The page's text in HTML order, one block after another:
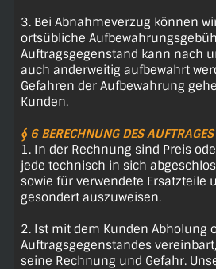
3. Bei Abnahmeverzug können
ortsübliche
Auftragsgegenstand kann nach
auch anderweitig aufbewahrt
Gefahren der Aufbewahrung
Kunden.
§ 6 BERECHNUNG DES AUFTRAGES
1. In der Rechnung sind Preis
jede technisch in sich
sowie für verwendete Ersatzteile
gesondert auszuweisen.
2. Ist mit dem Kunden Abholung
Auftragsgegenstandes
seine Rechnung und Gefahr.